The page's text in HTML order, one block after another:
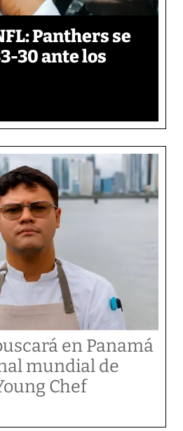
Panthers se
30 ante los
en Panamá
mundial de
Chef